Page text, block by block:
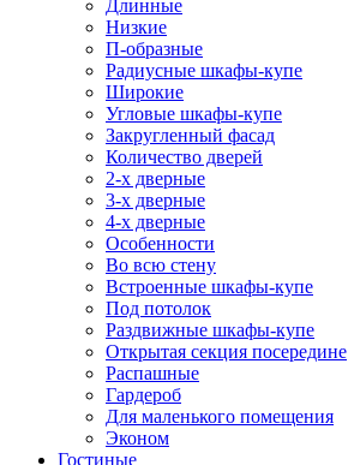
Длинные
Низкие
П-образные
Радиусные шкафы-купе
Широкие
Угловые шкафы-купе
Закругленный фасад
Количество дверей
2-х дверные
3-х дверные
4-х дверные
Особенности
Во всю стену
Встроенные шкафы-купе
Под потолок
Раздвижные шкафы-купе
Открытая секция посередине
Распашные
Гардероб
Для маленького помещения
Эконом
Гостиные